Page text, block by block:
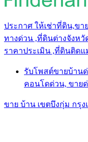
ประกาศ ให้เช่าที่ดิน,ข
ทางด่วน ,ที่ดินต่างจังหวั
ราคาประเมิน ,ที่ดินติด
รับโพสต์ขายบ้าน
คอนโดด่วน, ขาย
ขาย บ้าน เขตบึงกุ่ม กรุง